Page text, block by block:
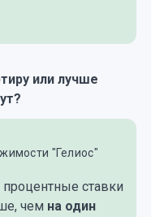
или лучше
"Гелиос"
ставки
чем на один